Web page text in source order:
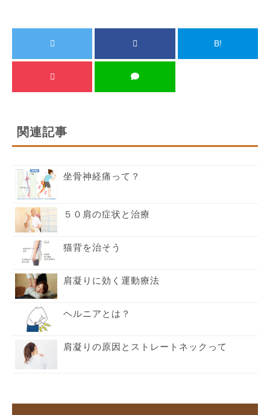
B!
関連記事
坐骨神経痛って？
５０肩の症状と治療
猫背を治そう
肩凝りに効く運動療法
ヘルニアとは？
肩凝りの原因とストレートネックって